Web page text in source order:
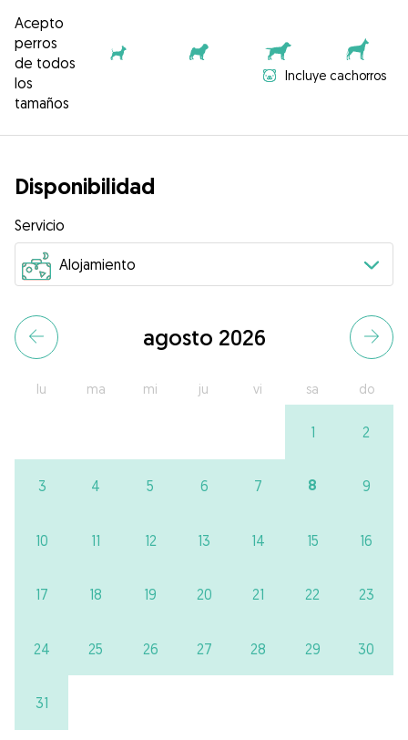
Acepto
perros
de todos
los
tamaños
Incluye cachorros
Disponibilidad
Servicio
agosto 2026
lu ma mi ju vi sa do
1 2
3 4 5 6 7 8 9
10 11 12 13 14 15 16
17 18 19 20 21 22 23
24 25 26 27 28 29 30
31